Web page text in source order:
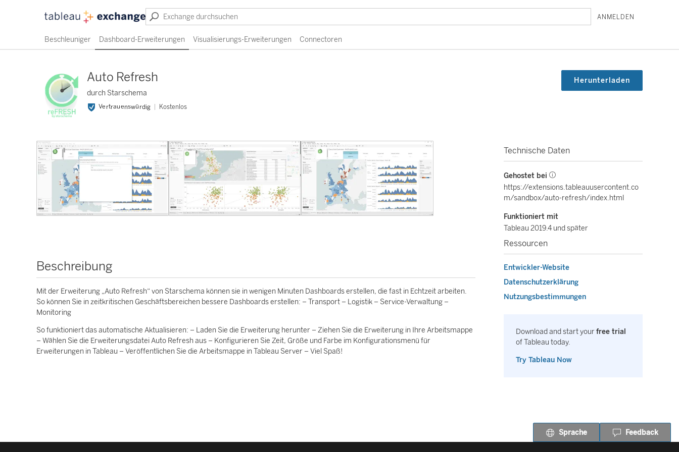
ANMELDEN
Beschleuniger Dashboard-Erweiterungen Visualisierungs-Erweiterungen Connectoren
Auto Refresh
durch Starschema
Vertrauenswürdig Kostenlos
Herunterladen
Beschreibung
Mit der Erweiterung „Auto Refresh“ von Starschema können sie in wenigen Minuten Dashboards erstellen, die fast in Echtzeit arbeiten.
So können Sie in zeitkritischen Geschäftsbereichen bessere Dashboards erstellen: – Transport – Logistik – Service-Verwaltung –
Monitoring
So funktioniert das automatische Aktualisieren: – Laden Sie die Erweiterung herunter – Ziehen Sie die Erweiterung in Ihre Arbeitsmappe
– Wählen Sie die Erweiterungsdatei Auto Refresh aus – Konfigurieren Sie Zeit, Größe und Farbe im Konfigurationsmenü für
Erweiterungen in Tableau – Veröffentlichen Sie die Arbeitsmappe in Tableau Server – Viel Spaß!
Technische Daten
Gehostet bei
https://extensions.tableauusercontent.co
m/sandbox/auto-refresh/index.html
Funktioniert mit
Tableau 2019.4 und später
Ressourcen
Entwickler-Website
Datenschutzerklärung
Nutzungsbestimmungen
Download and start yourfree trial
of Tableau today.
Try Tableau Now
Sprache Feedback